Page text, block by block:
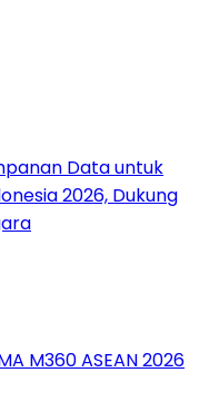
Data untuk
2026, Dukung
M360 ASEAN 2026